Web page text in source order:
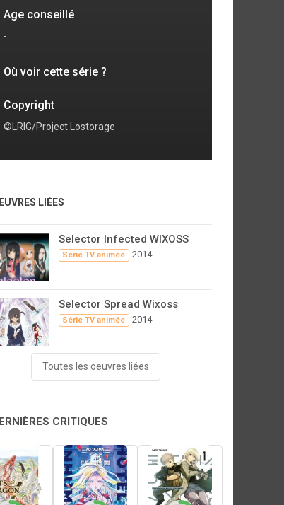
Age conseillé
-
Où voir cette série ?
Copyright
©LRIG/Project Lostorage
LIÉES
Selector Infected WIXOSS
Série TV animée 2014
Selector Spread Wixoss
Série TV animée 2014
Toutes les oeuvres liées
CRITIQUES